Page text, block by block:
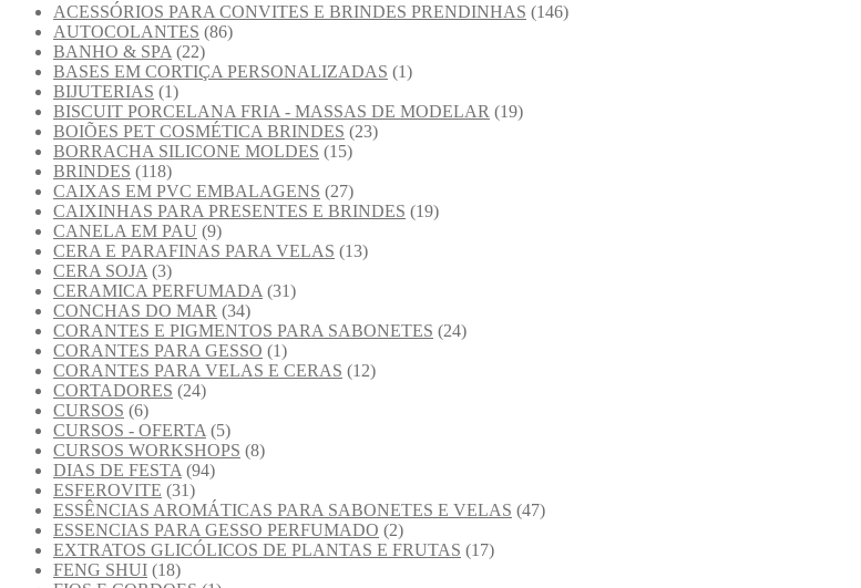
ACESSÓRIOS PARA CONVITES E BRINDES PRENDINHAS (146)
AUTOCOLANTES (86)
BANHO & SPA (22)
BASES EM CORTIÇA PERSONALIZADAS (1)
BIJUTERIAS (1)
BISCUIT PORCELANA FRIA - MASSAS DE MODELAR (19)
BOIÕES PET COSMÉTICA BRINDES (23)
BORRACHA SILICONE MOLDES (15)
BRINDES (118)
CAIXAS EM PVC EMBALAGENS (27)
CAIXINHAS PARA PRESENTES E BRINDES (19)
CANELA EM PAU (9)
CERA E PARAFINAS PARA VELAS (13)
CERA SOJA (3)
CERAMICA PERFUMADA (31)
CONCHAS DO MAR (34)
CORANTES E PIGMENTOS PARA SABONETES (24)
CORANTES PARA GESSO (1)
CORANTES PARA VELAS E CERAS (12)
CORTADORES (24)
CURSOS (6)
CURSOS - OFERTA (5)
CURSOS WORKSHOPS (8)
DIAS DE FESTA (94)
ESFEROVITE (31)
ESSÊNCIAS AROMÁTICAS PARA SABONETES E VELAS (47)
ESSENCIAS PARA GESSO PERFUMADO (2)
EXTRATOS GLICÓLICOS DE PLANTAS E FRUTAS (17)
FENG SHUI (18)